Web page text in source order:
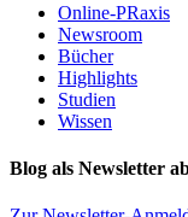
Online-PRaxis
Newsroom
Bücher
Highlights
Studien
Wissen
Blog als Newsletter